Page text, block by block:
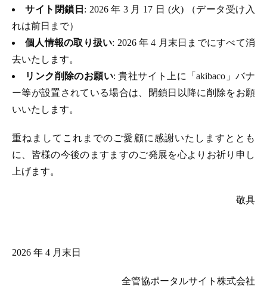
サイト閉鎖日 : 2026 年 3 月 17 日 (火) （データ受け入
れは前日まで）
個人情報の取り扱い: 2026 年 4 月末日までにすべて消
去いたします。
リンク削除のお願い: 貴社サイト上に「akibaco」バナ
ー等が設置されている場合は、閉鎖日以降に削除をお願
いいたします。
重ねましてこれまでのご愛顧に感謝いたしますととも
に、皆様の今後のますますのご発展を心よりお祈り申し
上げます。
敬具
2026 年 4 月末日
全管協ポータルサイト株式会社